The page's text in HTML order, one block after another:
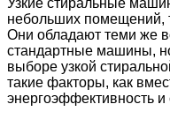
небольших помещений,
Они обладают теми же
стандартные машины,
выборе узкой
такие факторы, как
энергоэффективность и